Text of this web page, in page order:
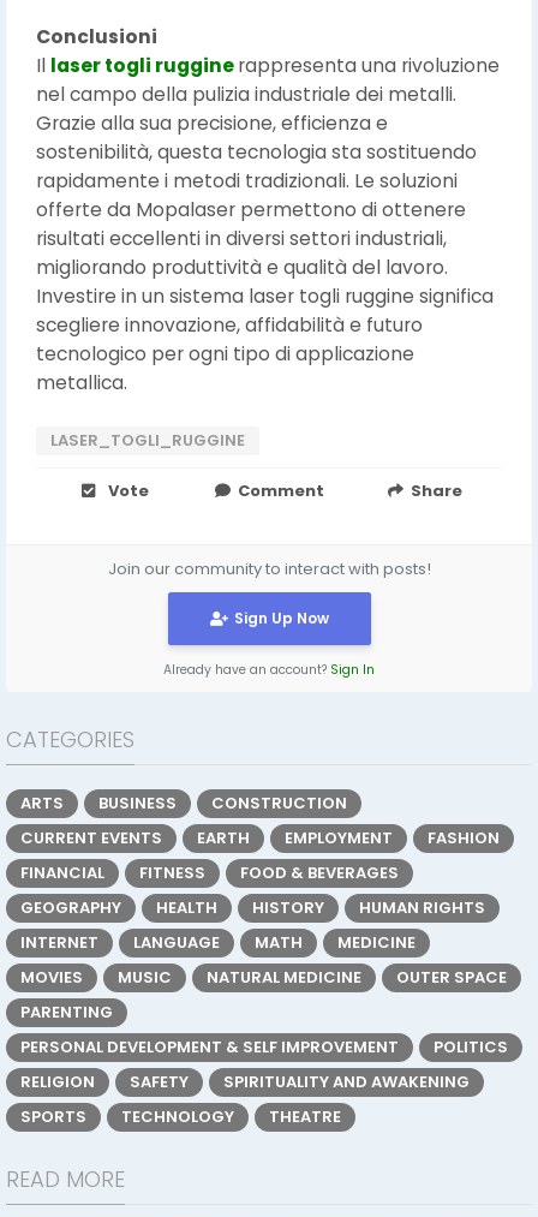
Conclusioni
Il laser togli rugginerappresenta una rivoluzione
nel campo della pulizia industriale dei metalli.
Grazie alla sua precisione, efficienza e
sostenibilità, questa tecnologia sta sostituendo
rapidamente i metodi tradizionali. Le soluzioni
offerte da Mopalaser permettono di ottenere
risultati eccellenti in diversi settori industriali,
migliorando produttività e qualità del lavoro.
Investire in un sistema laser togli ruggine significa
scegliere innovazione, affidabilità e futuro
tecnologico per ogni tipo di applicazione
metallica.
LASER_TOGLI_RUGGINE
Vote Comment Share
Join our community to interact with posts!
Sign Up Now
Already have an account? Sign In
CATEGORIES
ARTS BUSINESS
CONSTRUCTION
CURRENT EVENTS
EARTH EMPLOYMENT
FASHION
FINANCIAL
FITNESS
FOOD & BEVERAGES
GEOGRAPHY
HEALTH HISTORY
HUMAN RIGHTS
INTERNET
LANGUAGE MATH
MEDICINE
MOVIES
MUSIC NATURAL MEDICINE
OUTER SPACE
PARENTING
PERSONAL DEVELOPMENT & SELF IMPROVEMENT
POLITICS
RELIGION
SAFETY
SPIRITUALITY AND AWAKENING
SPORTS
TECHNOLOGY THEATRE
READ MORE